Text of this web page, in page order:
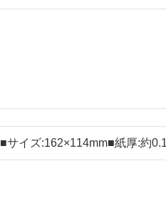
■サイズ:162×114mm■紙厚:約